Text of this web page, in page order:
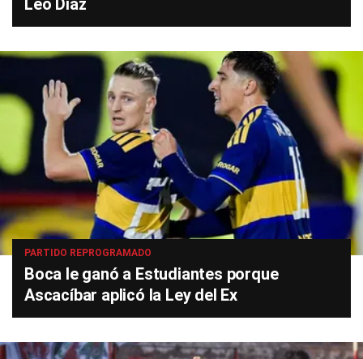
Leo Díaz
PARTIDO REPROGRAMADO
Boca le ganó a Estudiantes porque
Ascacíbar aplicó la Ley del Ex